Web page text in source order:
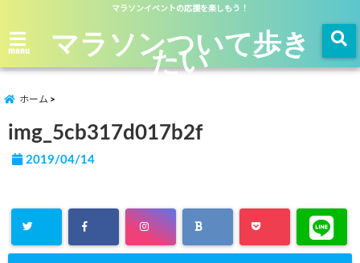
マラソンイベントの応援を楽しもう！
menu マラソンついて歩き
たい
ホーム
img_5cb317d017b2f
2019/04/14